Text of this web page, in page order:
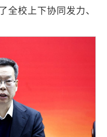
全校上下协同发力、